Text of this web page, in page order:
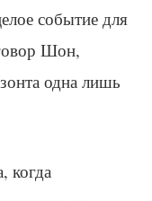
событие для
Шон,
одна лишь
когда